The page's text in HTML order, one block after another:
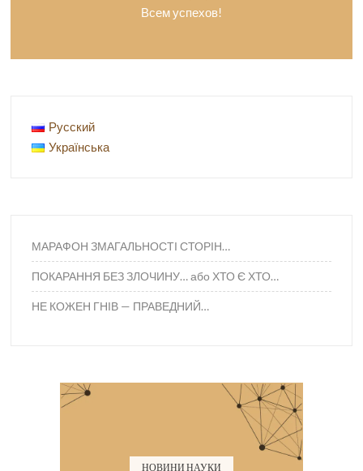
Всем успехов!
Русский
Українська
МАРАФОН ЗМАГАЛЬНОСТІ СТОРІН…
ПОКАРАННЯ БЕЗ ЗЛОЧИНУ… або ХТО Є ХТО…
НЕ КОЖЕН ГНІВ — ПРАВЕДНИЙ…
НОВИНИ НАУКИ